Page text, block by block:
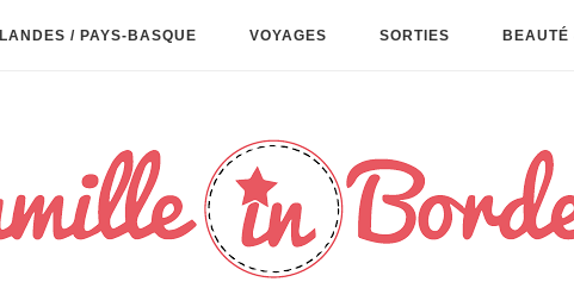
LANDES / PAYS-BASQUE VOYAGES SORTIES